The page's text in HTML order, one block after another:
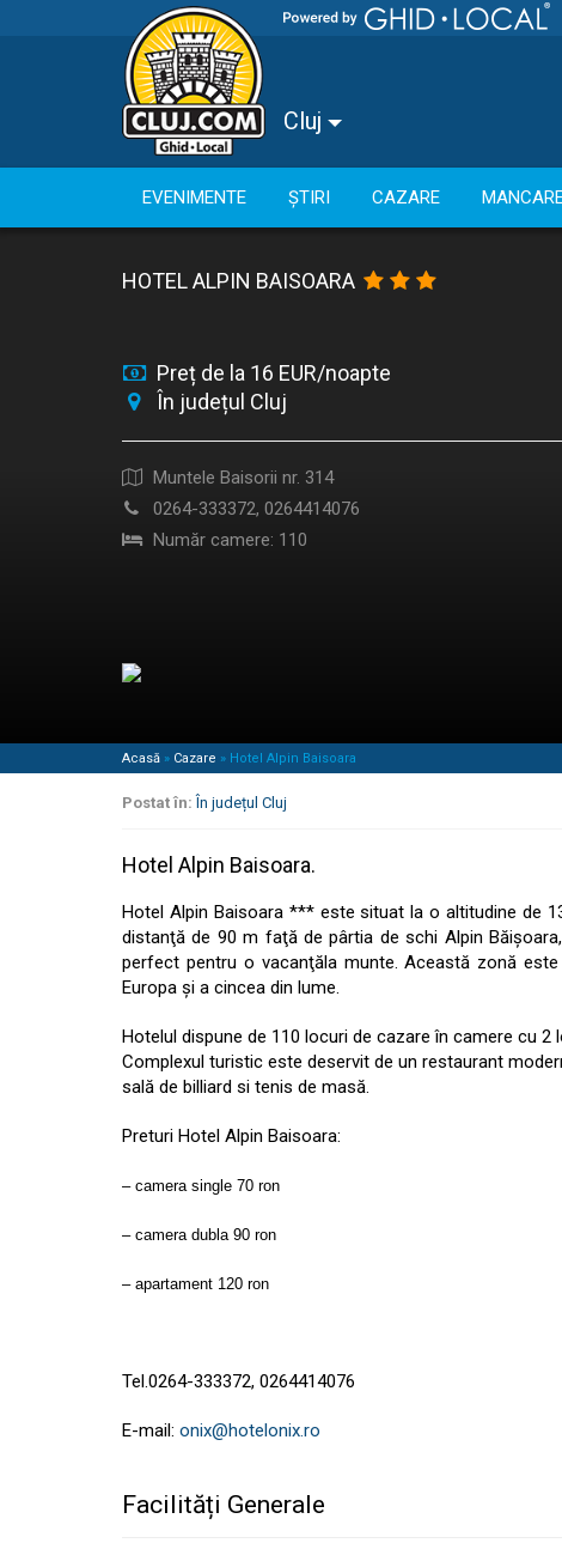
Cluj
EVENIMENTE ȘTIRI CAZARE
HOTEL ALPIN BAISOARA
Preț de la 16 EUR/noapte
În județul Cluj
Muntele Baisorii nr. 314
0264-333372, 0264414076
Număr camere: 110
Acasă » Cazare » Hotel Alpin Baisoara
Postat în: În județul Cluj
Hotel Alpin Baisoara.
Hotel Alpin Baisoara *** este situat la o altitudine de
distanţă de 90 m faţă de pârtia de schi Alpin
perfect pentru o vacanţăla munte. Această zonă
Europa şi a cincea din lume.
Hotelul dispune de 110 locuri de cazare în camere cu 2
Complexul turistic este deservit de un restaurant
sală de billiard si tenis de masă.
Preturi Hotel Alpin Baisoara:
– camera single 70 ron
– camera dubla 90 ron
– apartament 120 ron
Tel.0264-333372, 0264414076
E-mail: onix@hotelonix.ro
Facilități Generale